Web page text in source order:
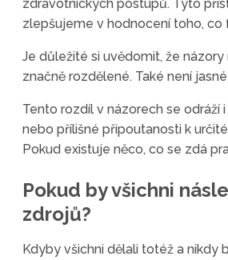
zdravotnických postupů. Tyto
zlepšujeme v hodnocení toho, co
Je důležité si uvědomit, že
značně rozdělené. Také není
Tento rozdíl v názorech se
nebo přílišné připoutanosti k
Pokud existuje něco, co se zdá
Pokud by všichni
zdrojů?
Kdyby všichni dělali totéž a nikdy